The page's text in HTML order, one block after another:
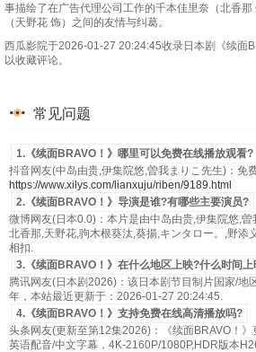
事描绘了在广告代理公司工作的千本佳里奈（北香
（天野花 饰）之间的友情与纠葛。
西瓜影院于2026-01-27 20:24:45收录日本剧《续面
以收藏评论。
常见问题
1.《续面BRAVO！》哪里可以免费在线播放观看?
抖音网友(中岛由贵,伊集院悠,曽我まりこ先生)：免
https://www.xilys.com/lianxuju/riben/9189.html
2.《续面BRAVO！》导演是谁?有哪些主要演员?
微博网友(日本0.0)：本片是由中岛由贵,伊集院悠,曽
北香那,天野花,驹木根葵汰,葵揚,キンタロー。,野添
相扣.
3.《续面BRAVO！》在什么地区上映?什么时间上
腾讯网友(日本剧2026)：该日本剧节目制片国家/地
年，本站最近更新于：2026-01-27 20:24:45.
4.《续面BRAVO！》支持免费在线高清播放吗?
头条网友(更新至第12集2026)：《续面BRAVO！
英语配音/中文字幕，4K-2160P/1080P,HDR版本